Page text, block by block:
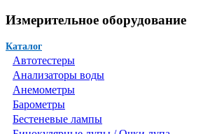
Измерительное оборудование
Каталог
Автотестеры
Анализаторы воды
Анемометры
Барометры
Бестеневые лампы